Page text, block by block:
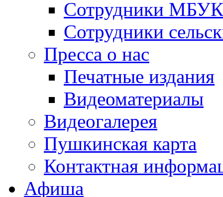
Сотрудники
Сотрудники
Пресса о нас
Печатные издания
Видеоматериалы
Видеогалерея
Пушкинская карта
Контактная
Афиша